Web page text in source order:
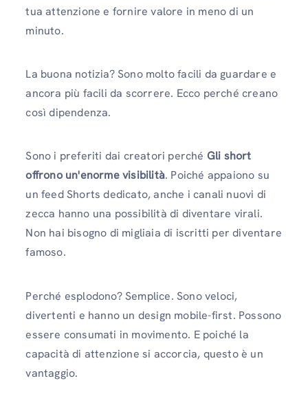
tua attenzione e fornire valore in meno di un
minuto.
La buona notizia? Sono molto facili da guardare e
ancora più facili da scorrere. Ecco perché creano
così dipendenza.
Sono i preferiti dai creatori perché Gli short
offrono un'enorme visibilità. Poiché appaiono su
un feed Shorts dedicato, anche i canali nuovi di
zecca hanno una possibilità di diventare virali.
Non hai bisogno di migliaia di iscritti per diventare
famoso.
Perché esplodono? Semplice. Sono veloci,
divertenti e hanno un design mobile-first. Possono
essere consumati in movimento. E poiché la
capacità di attenzione si accorcia, questo è un
vantaggio.